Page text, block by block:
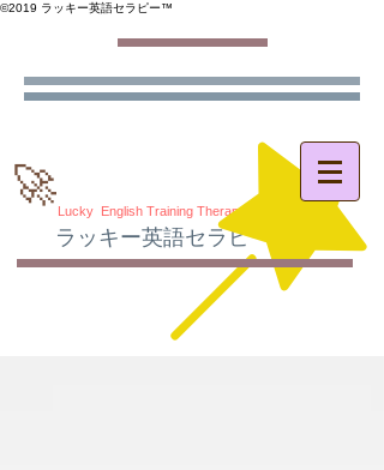
©️2019 ラッキー英語セラピー™️
Lucky English Training Therapy
ラッキー英語セラピー
🚀